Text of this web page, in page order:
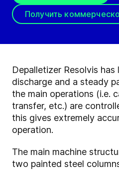
Получить
Depalletizer Resolvis
discharge and a steady
the main operations (i.e.
transfer, etc.) are
this gives extremely
operation.
The main machine
two painted steel